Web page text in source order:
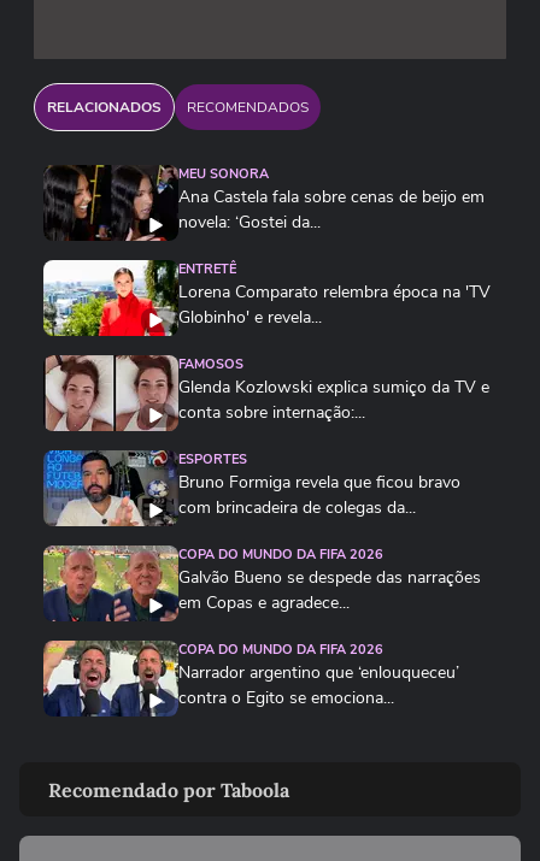
RELACIONADOS RECOMENDADOS
MEU SONORA
Ana Castela fala sobre cenas de beijo em
novela: ‘Gostei da...
ENTRETÊ
Lorena Comparato relembra época na 'TV
Globinho' e revela...
FAMOSOS
Glenda Kozlowski explica sumiço da TV e
conta sobre internação:...
ESPORTES
Bruno Formiga revela que ficou bravo
com brincadeira de colegas da...
COPA DO MUNDO DA FIFA 2026
Galvão Bueno se despede das narrações
em Copas e agradece...
COPA DO MUNDO DA FIFA 2026
Narrador argentino que ‘enlouqueceu’
contra o Egito se emociona...
Casimiro antes de Argentina x...
ENTRETÊ
Recomendado por Taboola